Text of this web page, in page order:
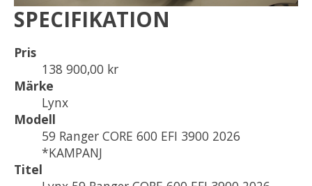
SPECIFIKATION
Pris
138 900,00 kr
Märke
Lynx
Modell
59 Ranger CORE 600 EFI 3900 2026
*KAMPANJ
Titel